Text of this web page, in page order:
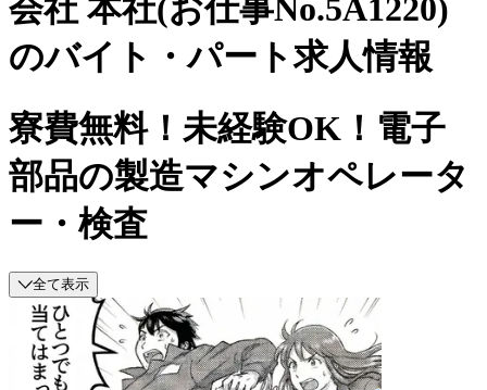
会社 本社(お仕事No.5A1220)
のバイト・パート求人情報
寮費無料！未経験OK！電子
部品の製造マシンオペレータ
ー・検査
全て表示